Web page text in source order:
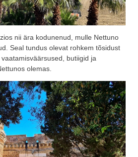
nii ära kodunenud, mulle Nettuno
Seal tundus olevat rohkem tõsidust
butiigid ja
olemas.